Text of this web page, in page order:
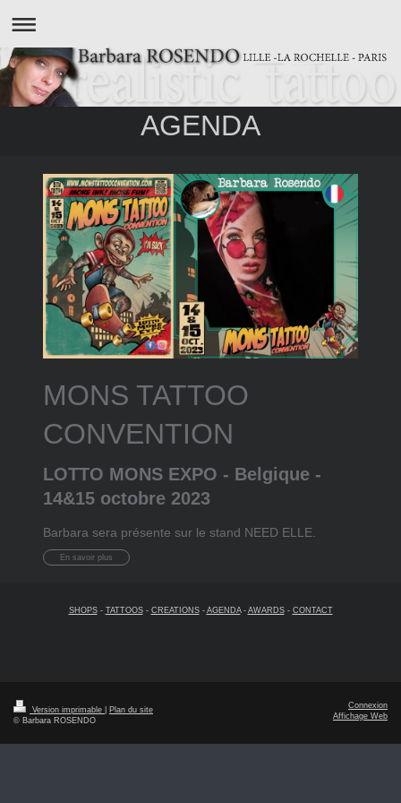
AGENDA
MONS TATTOO
CONVENTION
LOTTO MONS EXPO - Belgique -
14&15 octobre 2023
Barbara sera présente sur le stand NEED ELLE.
En savoir plus
SHOPS- TATTOOS- CREATIONS- AGENDA- AWARDS- CONTACT
Version imprimable
Plan du site
© Barbara ROSENDO
Connexion
Affichage Web